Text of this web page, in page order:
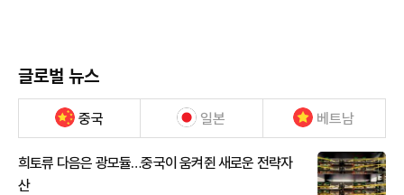
글로벌 뉴스
중국 일본 베트남
희토류 다음은 광모듈…중국이 움켜쥔 새로운 전략자
산